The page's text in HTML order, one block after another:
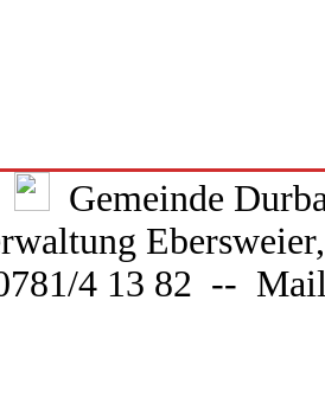
Gemeinde
4 13 82 --